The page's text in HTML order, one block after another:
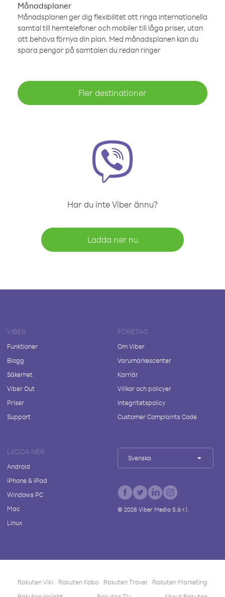
Månadsplaner
Månadsplanen ger dig flexibilitet att ringa internationella
samtal till hemtelefoner och mobiler till låga priser, utan
att behöva förnya din plan. Med månadsplanen kan du
spara pengar på samtalen du redan ringer
Fler destinationer
Har du inte Viber ännu?
Ladda ner nu
VIBER
Funktioner
Blogg
Säkerhet
Viber Out
Priser
Support
FÖRETAG
Om Viber
Varumärkescenter
Karriär
Villkor och policyer
Integritetspolicy
Customer Complaints Code
LADDA NER
Android
iPhone & iPad
Windows PC
Mac
Linux
Svenska
© 2026Viber Media S.à r.l.
Rakuten Viki Rakuten Kobo Rakuten Travel
Rakuten Marketing